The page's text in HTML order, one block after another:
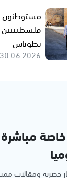
فلسطينيين
بطوباس
30.06.2026
خاصة
حصرية ومقالات